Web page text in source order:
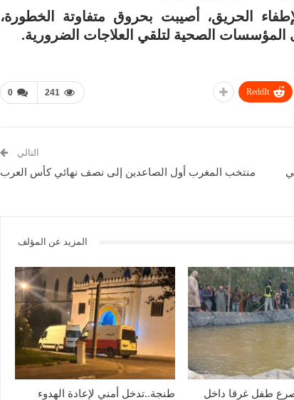
الحريق، أصيبت بحروق متفاوتة الخطورة،
الصحية لتلقي العلاجات الضرورية.
0 241 ReddIt
التالي
منتخب المغرب أول الصاعدين إلى نصف نهائي كأس العرب
المزيد عن المؤلف
طفل غرقا داخل
طنجة..تدخل أمني لإعادة الهدوء